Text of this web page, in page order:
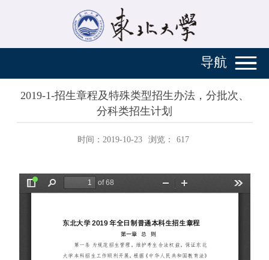
导航
2019-1-招生章程及特殊类型招生办法，分批次、
分科类招生计划
时间：2019-10-23 浏览： 617